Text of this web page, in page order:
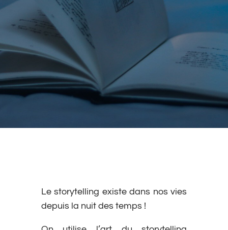
Le storytelling existe dans nos vies
depuis la nuit des temps !